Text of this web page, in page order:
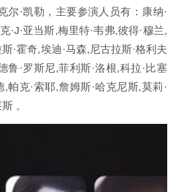
尔·凯勒，主要参演人员有：康纳·
·J·亚当斯,梅里特·韦弗,彼得·穆兰,
·霍奇,埃迪·马森,尼古拉斯·格利夫
鲁·罗斯尼,菲利斯·洛根,科拉·比塞
,帕克·索耶,詹姆斯·哈克尼斯,莫莉·
。